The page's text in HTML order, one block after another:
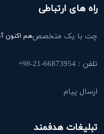
راه های ارتباطی
چت با یک متخصصهم اکنون
تلفن : 66873954-21-98+
ارسال پیام
تبلیغات هدفمند